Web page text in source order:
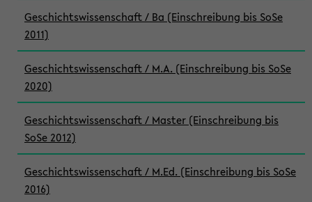
Geschichtswissenschaft / Ba (Einschreibung bis SoSe
2011)
Geschichtswissenschaft / M.A. (Einschreibung bis SoSe
2020)
Geschichtswissenschaft / Master (Einschreibung bis
SoSe 2012)
Geschichtswissenschaft / M.Ed. (Einschreibung bis SoSe
2016)